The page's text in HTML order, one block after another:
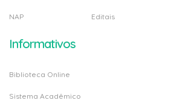
NAP Editais
Informativos
Biblioteca Online
Sistema Acadêmico